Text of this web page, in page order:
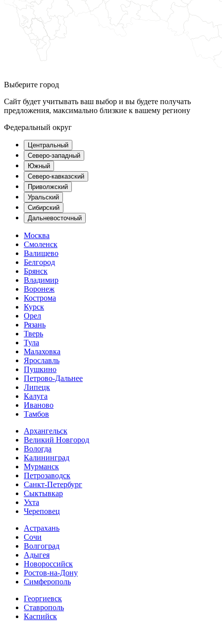
Выберите город
Сайт будет учитывать ваш выбор и вы будете получать
предложения, максимально близкие к вашему региону
Федеральный округ
Центральный
Северо-западный
Южный
Северо-кавказский
Приволжский
Уральский
Сибирский
Дальневосточный
Москва
Смоленск
Валищево
Белгород
Брянск
Владимир
Воронеж
Кострома
Курск
Орел
Рязань
Тверь
Тула
Малаховка
Ярославль
Пушкино
Петрово-Дальнее
Липецк
Калуга
Иваново
Тамбов
Архангельск
Великий Новгород
Вологда
Калининград
Мурманск
Петрозаводск
Санкт-Петербург
Сыктывкар
Ухта
Череповец
Астрахань
Сочи
Волгоград
Адыгея
Новороссийск
Ростов-на-Дону
Симферополь
Георгиевск
Ставрополь
Каспийск